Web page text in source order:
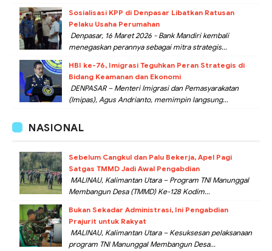
Sosialisasi KPP di Denpasar Libatkan Ratusan
Pelaku Usaha Perumahan
Denpasar, 16 Maret 2026 - Bank Mandiri kembali
menegaskan perannya sebagai mitra strategis...
HBI ke-76, Imigrasi Teguhkan Peran Strategis di
Bidang Keamanan dan Ekonomi
DENPASAR – Menteri Imigrasi dan Pemasyarakatan
(Imipas), Agus Andrianto, memimpin langsung...
NASIONAL
Sebelum Cangkul dan Palu Bekerja, Apel Pagi
Satgas TMMD Jadi Awal Pengabdian
MALINAU, Kalimantan Utara – Program TNI Manunggal
Membangun Desa (TMMD) Ke-128 Kodim...
Bukan Sekadar Administrasi, Ini Pengabdian
Prajurit untuk Rakyat
MALINAU, Kalimantan Utara – Kesuksesan pelaksanaan
program TNI Manunggal Membangun Desa...